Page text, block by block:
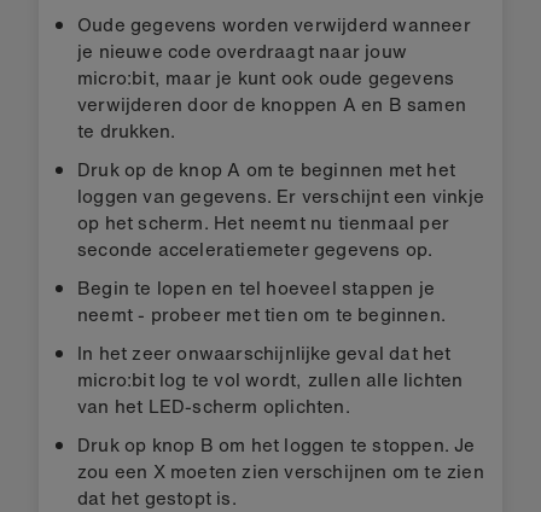
Oude gegevens worden verwijderd wanneer
je nieuwe code overdraagt naar jouw
micro:bit, maar je kunt ook oude gegevens
verwijderen door de knoppen A en B samen
te drukken.
Druk op de knop A om te beginnen met het
loggen van gegevens. Er verschijnt een vinkje
op het scherm. Het neemt nu tienmaal per
seconde acceleratiemeter gegevens op.
Begin te lopen en tel hoeveel stappen je
neemt - probeer met tien om te beginnen.
In het zeer onwaarschijnlijke geval dat het
micro:bit log te vol wordt, zullen alle lichten
van het LED-scherm oplichten.
Druk op knop B om het loggen te stoppen. Je
zou een X moeten zien verschijnen om te zien
dat het gestopt is.